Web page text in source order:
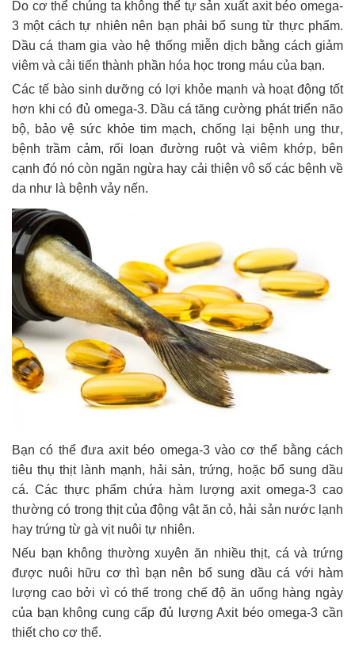
Do cơ thể chúng ta không thể tự sản xuất axit béo omega-
3 một cách tự nhiên nên bạn phải bổ sung từ thực phẩm.
Dầu cá tham gia vào hệ thống miễn dịch bằng cách giảm
viêm và cải tiến thành phần hóa học trong máu của bạn.
Các tế bào sinh dưỡng có lợi khỏe mạnh và hoạt động tốt
hơn khi có đủ omega-3. Dầu cá tăng cường phát triển não
bộ, bảo vệ sức khỏe tim mạch, chống lại bệnh ung thư,
bệnh trầm cảm, rối loạn đường ruột và viêm khớp, bên
cạnh đó nó còn ngăn ngừa hay cải thiện vô số các bệnh về
da như là bệnh vảy nến.
Bạn có thể đưa axit béo omega-3 vào cơ thể bằng cách
tiêu thụ thịt lành mạnh, hải sản, trứng, hoặc bổ sung dầu
cá. Các thực phẩm chứa hàm lượng axit omega-3 cao
thường có trong thịt của động vật ăn cỏ, hải sản nước lạnh
hay trứng từ gà vịt nuôi tự nhiên.
Nếu bạn không thường xuyên ăn nhiều thịt, cá và trứng
được nuôi hữu cơ thì bạn nên bổ sung dầu cá với hàm
lượng cao bởi vì có thể trong chế độ ăn uống hàng ngày
của bạn không cung cấp đủ lượng Axit béo omega-3 cần
thiết cho cơ thể.